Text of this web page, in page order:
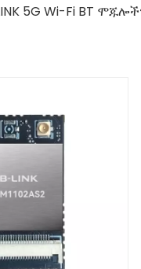
5G Wi-Fi BT